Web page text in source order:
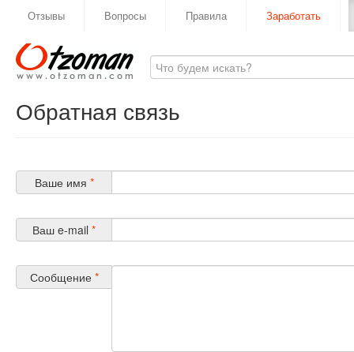
Отзывы Вопросы Правила Заработать
Обратная связь
Ваше имя *
Ваш e-mail *
Сообщение *